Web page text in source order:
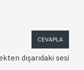
CEVAPLA
dışarıdaki sesi